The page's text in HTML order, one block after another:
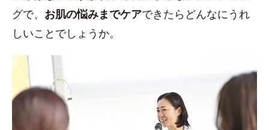
グで、 お肌の悩みまでケアできたらどんなにうれ
しいことでしょうか。